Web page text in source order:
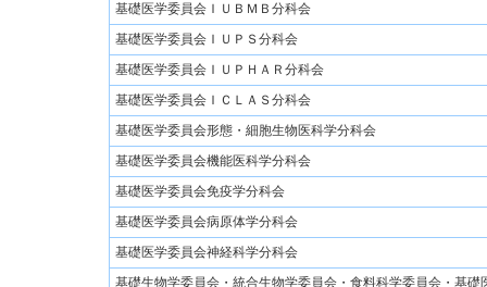
基礎医学委員会ＩＵＢＭＢ分科会
基礎医学委員会ＩＵＰＳ分科会
基礎医学委員会ＩＵＰＨＡＲ分科会
基礎医学委員会ＩＣＬＡＳ分科会
基礎医学委員会形態・細胞生物医科学分科会
基礎医学委員会機能医科学分科会
基礎医学委員会免疫学分科会
基礎医学委員会病原体学分科会
基礎医学委員会神経科学分科会
基礎生物学委員会・統合生物学委員会・食料科学委員会・基礎